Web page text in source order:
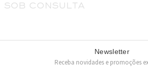
sob consulta
Newsletter
Receba novidades e promoções